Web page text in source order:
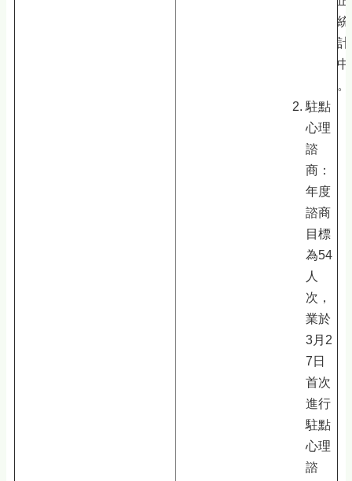
統
計
中
。
駐點
心理
諮
商：
年度
諮商
目標
為54
人
次，
業於
3月2
7日
首次
進行
駐點
心理
諮